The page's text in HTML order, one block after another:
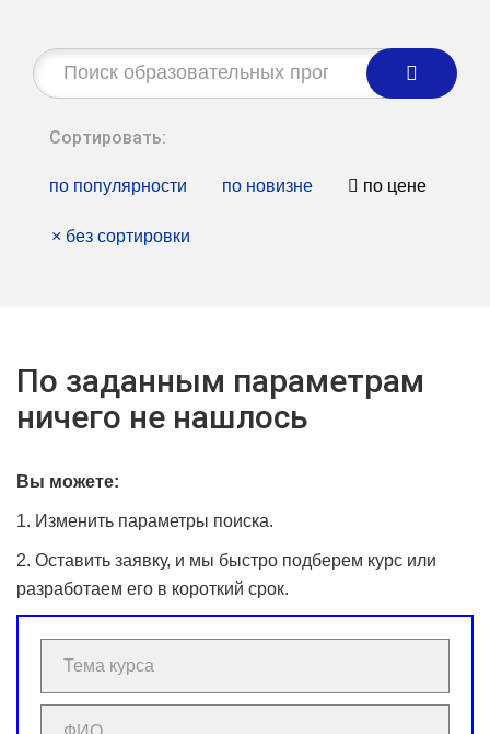
Строка
поиска:
Сортировать:
по популярности по новизне по цене
× без сортировки
По заданным параметрам
ничего не нашлось
Вы можете:
1. Изменить параметры поиска.
2. Оставить заявку, и мы быстро подберем курс или
разработаем его в короткий срок.